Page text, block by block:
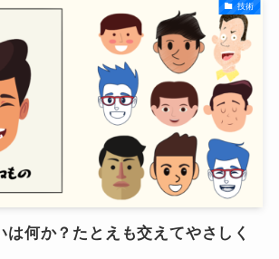
技術
は何か？たとえも交えてやさしく